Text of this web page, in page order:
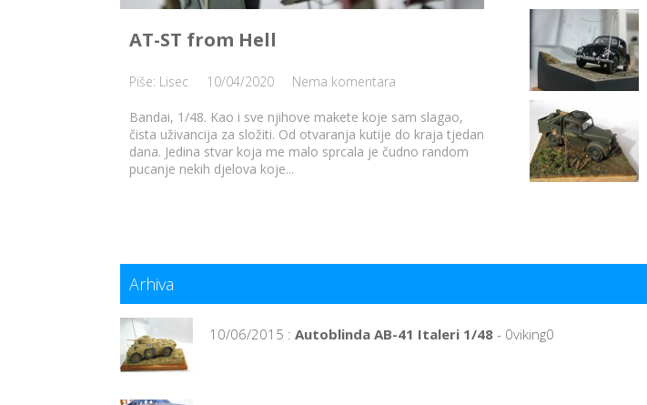
AT-ST from Hell
Piše: Lisec 10/04/2020 Nema komentara
Bandai, 1/48. Kao i sve njihove makete koje sam slagao,
čista uživancija za složiti. Od otvaranja kutije do kraja tjedan
dana. Jedina stvar koja me malo sprcala je čudno random
pucanje nekih djelova koje...
Arhiva
10/06/2015 : Autoblinda AB-41 Italeri 1/48 - 0viking0